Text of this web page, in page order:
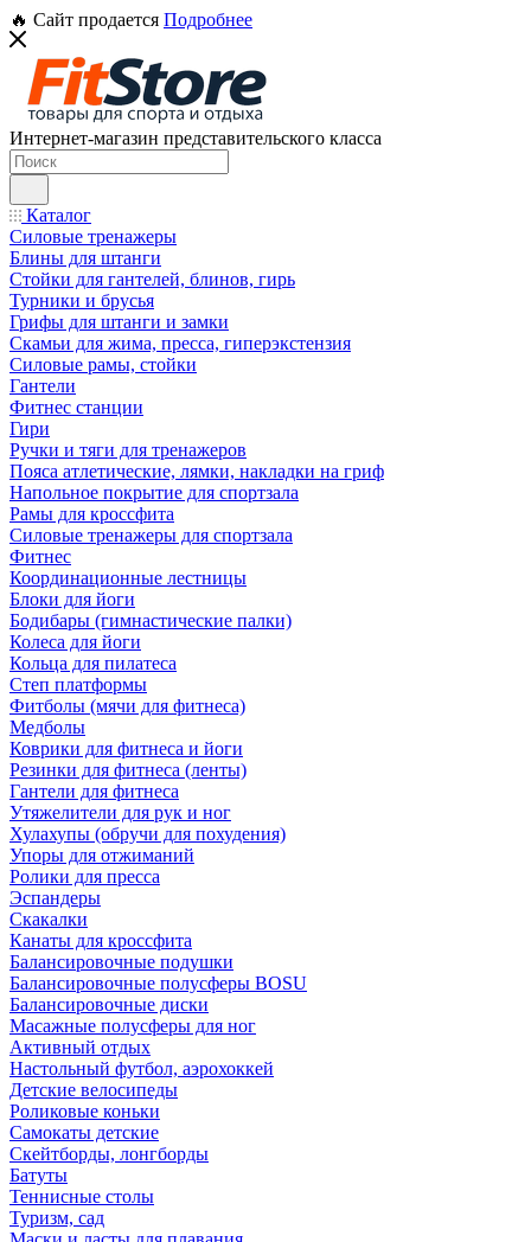
🔥 Сайт продается Подробнее
Интернет-магазин представительского класса
Каталог
Силовые тренажеры
Блины для штанги
Стойки для гантелей, блинов, гирь
Турники и брусья
Грифы для штанги и замки
Скамьи для жима, пресса, гиперэкстензия
Силовые рамы, стойки
Гантели
Фитнес станции
Гири
Ручки и тяги для тренажеров
Пояса атлетические, лямки, накладки на гриф
Напольное покрытие для спортзала
Рамы для кроссфита
Силовые тренажеры для спортзала
Фитнес
Координационные лестницы
Блоки для йоги
Бодибары (гимнастические палки)
Колеса для йоги
Кольца для пилатеса
Степ платформы
Фитболы (мячи для фитнеса)
Медболы
Коврики для фитнеса и йоги
Резинки для фитнеса (ленты)
Гантели для фитнеса
Утяжелители для рук и ног
Хулахупы (обручи для похудения)
Упоры для отжиманий
Ролики для пресса
Эспандеры
Скакалки
Канаты для кроссфита
Балансировочные подушки
Балансировочные полусферы BOSU
Балансировочные диски
Масажные полусферы для ног
Активный отдых
Настольный футбол, аэрохоккей
Детские велосипеды
Роликовые коньки
Самокаты детские
Скейтборды, лонгборды
Батуты
Теннисные столы
Туризм, сад